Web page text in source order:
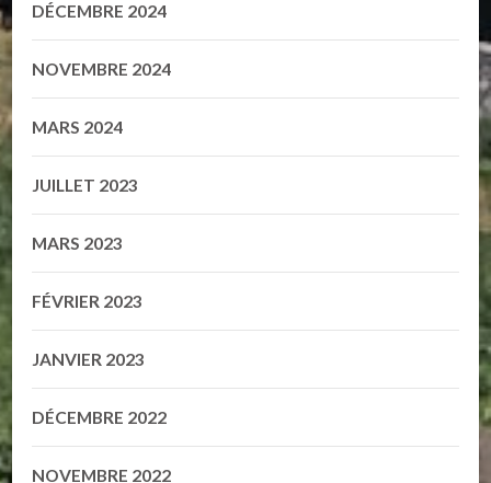
DÉCEMBRE 2024
NOVEMBRE 2024
MARS 2024
JUILLET 2023
MARS 2023
FÉVRIER 2023
JANVIER 2023
DÉCEMBRE 2022
NOVEMBRE 2022